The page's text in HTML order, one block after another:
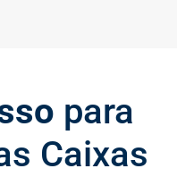
para
Caixas